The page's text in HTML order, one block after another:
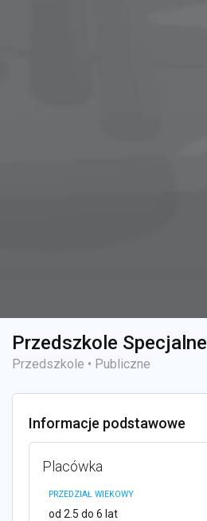
Przedszkole Specjalne
Przedszkole • Publiczne
Informacje podstawowe
Placówka
PRZEDZIAŁ WIEKOWY
od 2.5 do 6 lat